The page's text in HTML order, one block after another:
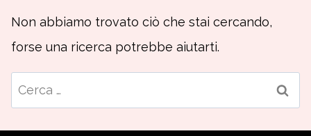
Non abbiamo trovato ciò che stai cercando,
forse una ricerca potrebbe aiutarti.
Ricerca
per: